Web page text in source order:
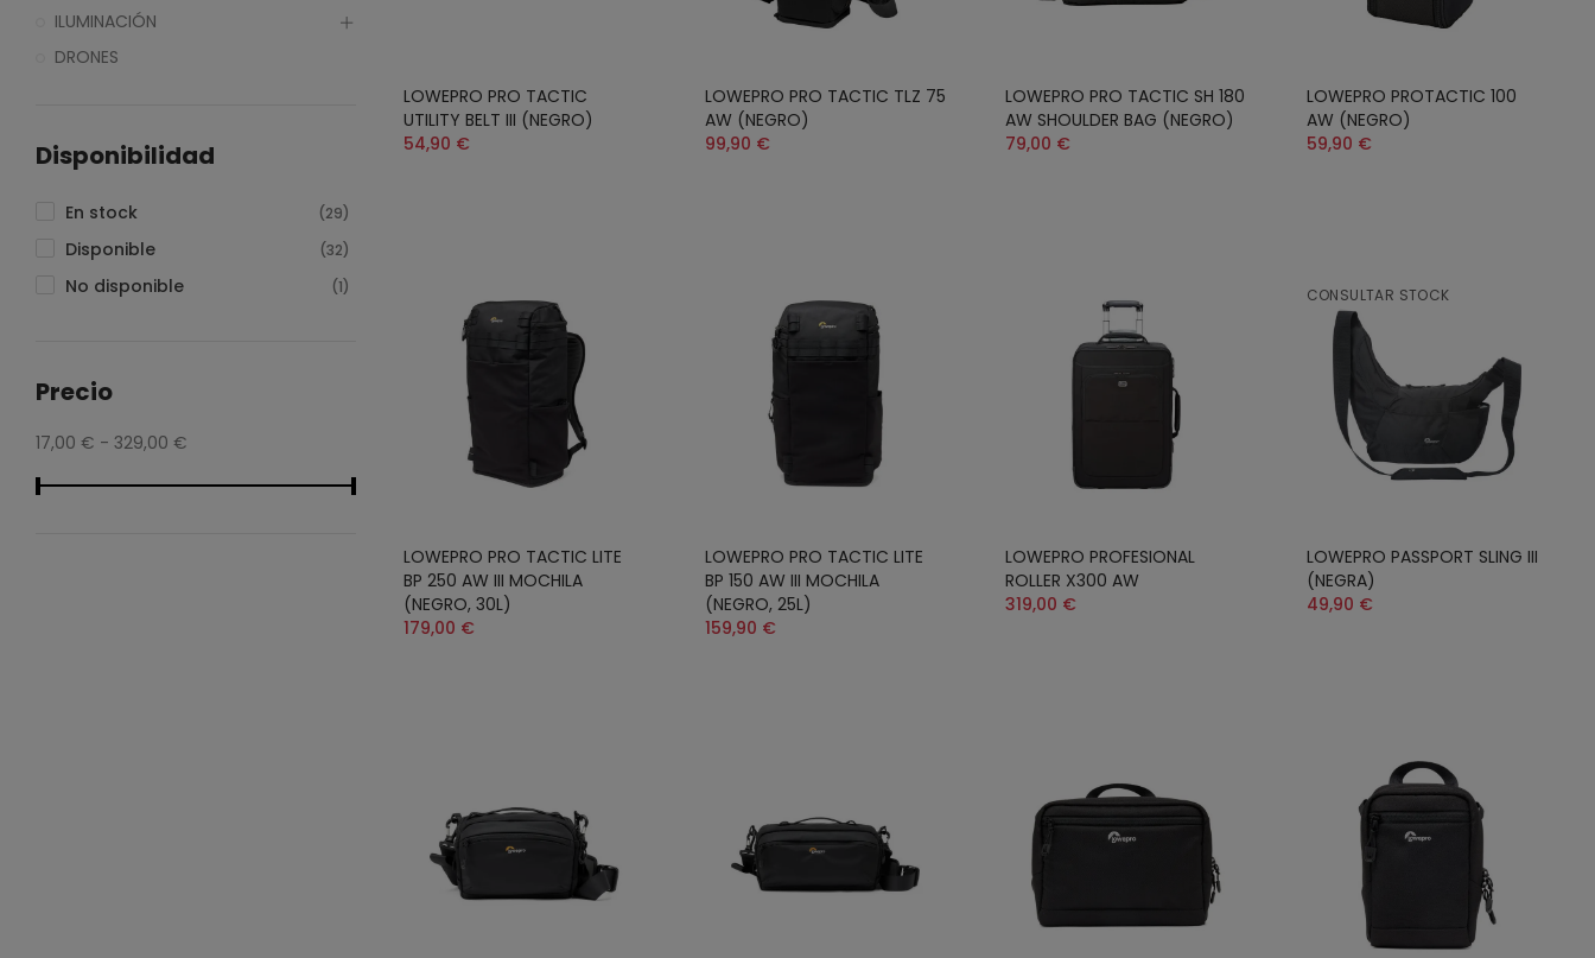
LOWEPRO PRO TACTIC
UTILITY BELT III (NEGRO)
54,90 €
LOWEPRO PRO TACTIC TLZ 75
AW (NEGRO)
99,90 €
LOWEPRO PRO TACTIC SH 180
AW SHOULDER BAG (NEGRO)
79,00 €
LOWEPRO PROTACTIC 100
AW (NEGRO)
59,90 €
LOWEPRO PRO TACTIC LITE
BP 250 AW III MOCHILA
(NEGRO, 30L)
179,00 €
LOWEPRO PRO TACTIC LITE
BP 150 AW III MOCHILA
(NEGRO, 25L)
159,90 €
LOWEPRO PROFESIONAL
ROLLER X300 AW
319,00 €
CONSULTAR STOCK
LOWEPRO PASSPORT SLING III
(NEGRA)
49,90 €
ILUMINACIÓN
DRONES
Disponibilidad
En stock (29)
Disponible (32)
No disponible (1)
Precio
17,00 € - 329,00 €